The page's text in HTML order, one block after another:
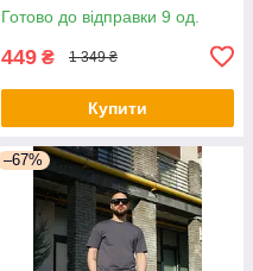
Готово до відправки 9 од.
449 ₴ 1 349 ₴
Купити
–67%